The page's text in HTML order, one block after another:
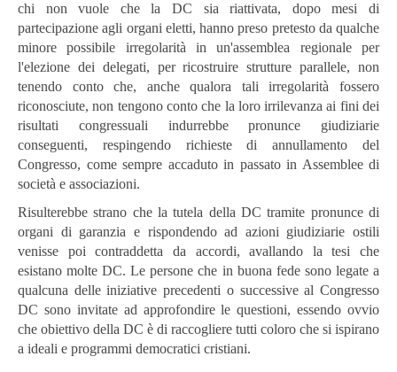
chi non vuole che la DC sia riattivata, dopo mesi di
partecipazione agli organi eletti, hanno preso pretesto da qualche
minore possibile irregolarità in un'assemblea regionale per
l'elezione dei delegati, per ricostruire strutture parallele, non
tenendo conto che, anche qualora tali irregolarità fossero
riconosciute, non tengono conto che la loro irrilevanza ai fini dei
risultati congressuali indurrebbe pronunce giudiziarie
conseguenti, respingendo richieste di annullamento del
Congresso, come sempre accaduto in passato in Assemblee di
società e associazioni.
Risulterebbe strano che la tutela della DC tramite pronunce di
organi di garanzia e rispondendo ad azioni giudiziarie ostili
venisse poi contraddetta da accordi, avallando la tesi che
esistano molte DC. Le persone che in buona fede sono legate a
qualcuna delle iniziative precedenti o successive al Congresso
DC sono invitate ad approfondire le questioni, essendo ovvio
che obiettivo della DC è di raccogliere tutti coloro che si ispirano
a ideali e programmi democratici cristiani.